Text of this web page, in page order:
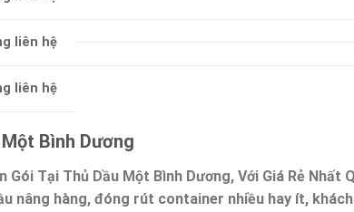
liên hệ
liên hệ
Bình Dương
Tại Thủ Dầu Một Bình Dương, Với Giá Rẻ Nhất
nâng hàng, đóng rút container nhiều hay ít,